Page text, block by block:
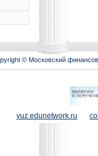
© Московский
vuz.edunetwork.ru